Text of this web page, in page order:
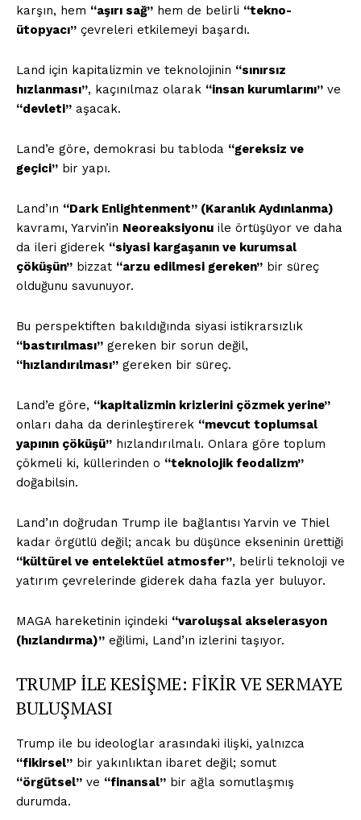
ÖZEL İÇERİKLERİMİZİ
İNCELEYİN
PLANLARI İNCELE
karşın, hem “aşırı sağ” hem de belirli “tekno-
ütopyacı” çevreleri etkilemeyi başardı.
Land için kapitalizmin ve teknolojinin “sınırsız
hızlanması”, kaçınılmaz olarak “insan kurumlarını” ve
“devleti” aşacak.
Land’e göre, demokrasi bu tabloda “gereksiz ve
geçici” bir yapı.
Land’ın “Dark Enlightenment” (Karanlık Aydınlanma)
kavramı, Yarvin’in Neoreaksiyonu ile örtüşüyor ve daha
da ileri giderek “siyasi kargaşanın ve kurumsal
çöküşün” bizzat “arzu edilmesi gereken” bir süreç
olduğunu savunuyor.
Bu perspektiften bakıldığında siyasi istikrarsızlık
“bastırılması” gereken bir sorun değil,
“hızlandırılması” gereken bir süreç.
Land’e göre, “kapitalizmin krizlerini çözmek yerine”
onları daha da derinleştirerek “mevcut toplumsal
yapının çöküşü” hızlandırılmalı. Onlara göre toplum
çökmeli ki, küllerinden o “teknolojik feodalizm”
doğabilsin.
Land’ın doğrudan Trump ile bağlantısı Yarvin ve Thiel
kadar örgütlü değil; ancak bu düşünce ekseninin ürettiği
“kültürel ve entelektüel atmosfer”, belirli teknoloji ve
yatırım çevrelerinde giderek daha fazla yer buluyor.
MAGA hareketinin içindeki “varoluşsal akselerasyon
(hızlandırma)” eğilimi, Land’ın izlerini taşıyor.
TRUMP İLE KESİŞME: FİKİR VE SERMAYE
BULUŞMASI
Trump ile bu ideologlar arasındaki ilişki, yalnızca
“fikirsel” bir yakınlıktan ibaret değil; somut
“örgütsel” ve “finansal” bir ağla somutlaşmış
durumda.